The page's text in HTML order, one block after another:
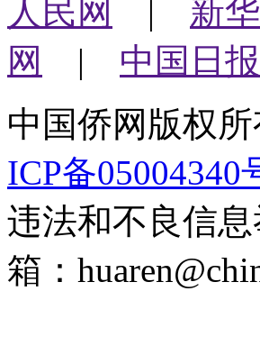
人民网
| 新
网
| 中国日
中国侨网版权
ICP备05004340
违法和不良信
箱：